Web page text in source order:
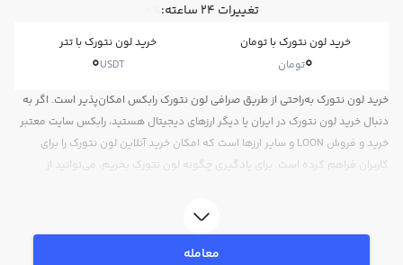
تغییرات ۲۴ ساعته: 0%
خرید لون نتورک با تومان
0تومان
خرید لون نتورک با تتر
0USDT
خرید لون نتورک به‌راحتی از طریق صرافی لون نتورک رابکس امکان‌پذیر است. اگر به
دنبال خرید لون نتورک در ایران یا دیگر ارزهای دیجیتال هستید، رابکس سایت معتبر
خرید و فروش LOON و سایر ارزها است که امکان خرید آنلاین لون نتورک را برای
کاربران فراهم کرده است. برای یادگیری چگونه لون نتورک بخریم، می‌توانید از
فروش لون نتورک LOON بپردازید. در بازار رابکس، قیمت لحظه‌ای، نمودار و امکانات
فروش لون نتورک نیز در دسترس شما قرار دارد تا بتوانید تصمیمات بهتری در
معامله